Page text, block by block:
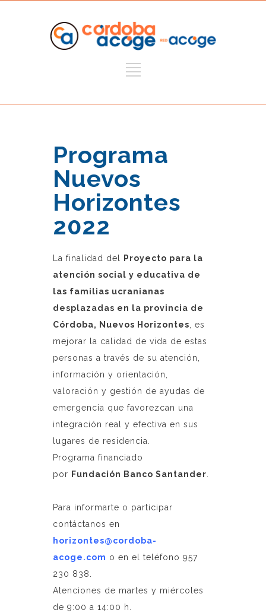
Programa
Nuevos
Horizontes
2022
La finalidad del
Proyecto para la
atención social y educativa de
las familias ucranianas
desplazadas en la provincia de
Córdoba, Nuevos Horizontes , es
mejorar la calidad de vida de estas
personas a través de su atención,
información y orientación,
valoración y gestión de ayudas de
emergencia que favorezcan una
integración real y efectiva en sus
lugares de residencia.
Programa financiado
por Fundación Banco Santander
Para informarte o participar
contáctanos en
horizontes@cordoba-
acoge.com o en el teléfono 957
230 838.
Atenciones de martes y miércoles
de 9:00 a 14:00 h.